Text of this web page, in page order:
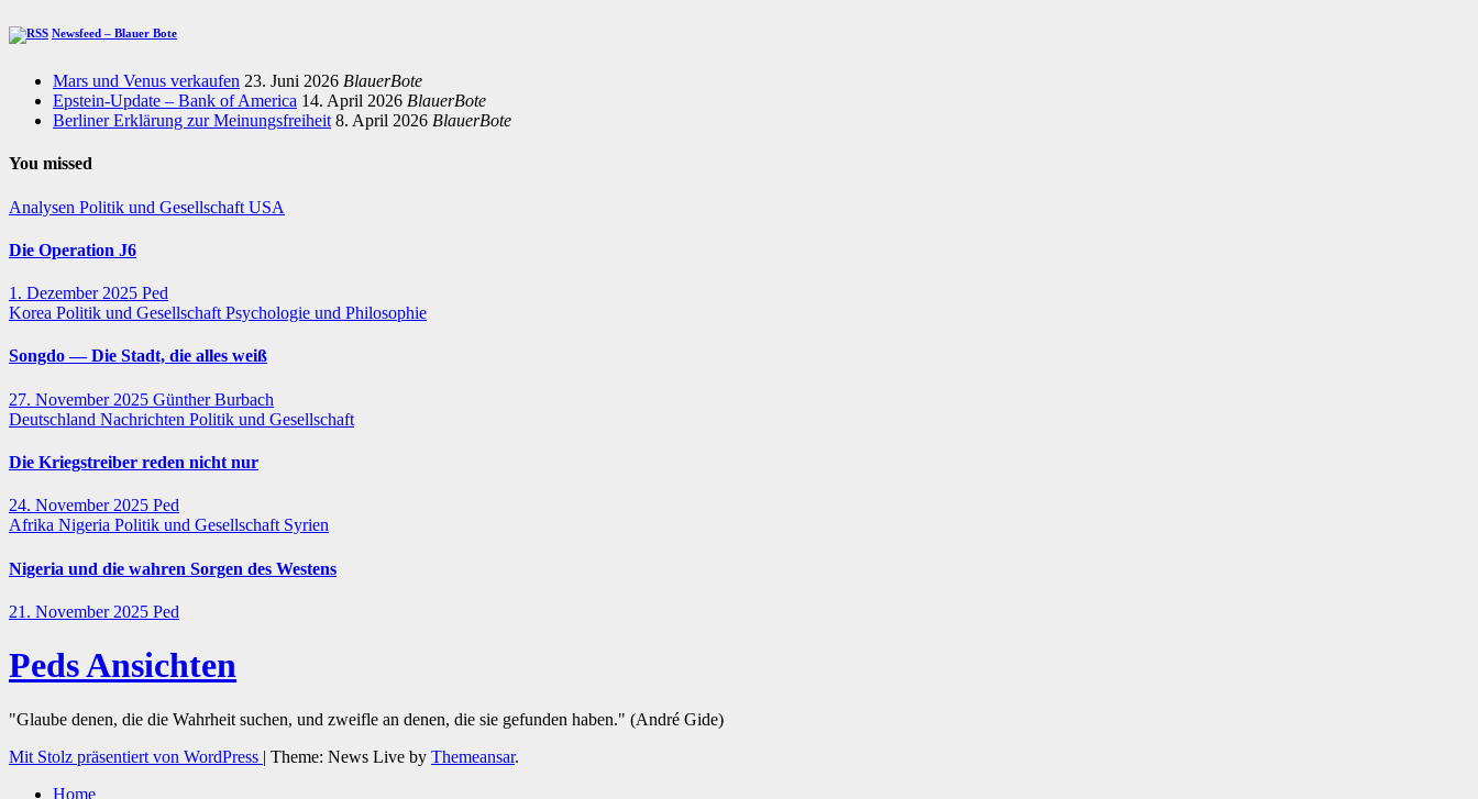
Newsfeed – Blauer Bote
Mars und Venus verkaufen 23. Juni 2026 BlauerBote
Epstein-Update – Bank of America 14. April 2026 BlauerBote
Berliner Erklärung zur Meinungsfreiheit 8. April 2026 BlauerBote
You missed
Analysen Politik und Gesellschaft USA
Die Operation J6
1. Dezember 2025 Ped
Korea Politik und Gesellschaft Psychologie und Philosophie
Songdo — Die Stadt, die alles weiß
27. November 2025 Günther Burbach
Deutschland Nachrichten Politik und Gesellschaft
Die Kriegstreiber reden nicht nur
24. November 2025 Ped
Afrika Nigeria Politik und Gesellschaft Syrien
Nigeria und die wahren Sorgen des Westens
21. November 2025 Ped
Peds Ansichten
"Glaube denen, die die Wahrheit suchen, und zweifle an denen, die sie gefunden haben." (André Gide)
Mit Stolz präsentiert von WordPress | Theme: News Live by Themeansar.
Home